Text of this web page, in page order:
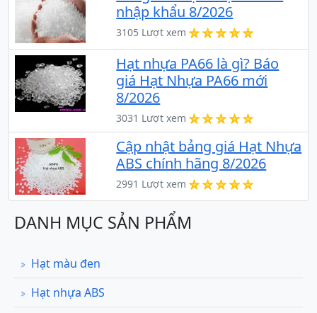
nhập khẩu 8/2026
3105 Lượt xem
Hạt nhựa PA66 là gì? Báo
giá Hạt Nhựa PA66 mới
8/2026
3031 Lượt xem
Cập nhật bảng giá Hạt Nhựa
ABS chính hãng 8/2026
2991 Lượt xem
DANH MỤC SẢN PHẨM
Hạt màu đen
Hạt nhựa ABS